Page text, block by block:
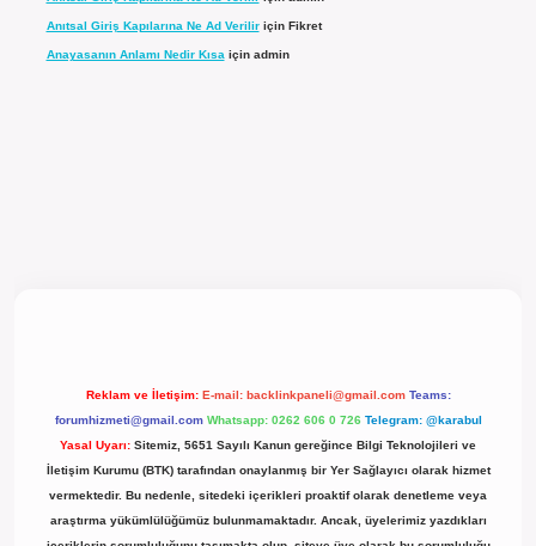
Anıtsal Giriş Kapılarına Ne Ad Veriliriçin Fikret
Anayasanın Anlamı Nedir Kısa için admin
Reklam ve İletişim: E-mail: backlinkpaneli@gmail.com Teams:
forumhizmeti@gmail.com Whatsapp: 0262 606 0 726 Telegram: @karabul
Yasal Uyarı: Sitemiz, 5651 Sayılı Kanun gereğince Bilgi Teknolojileri ve
İletişim Kurumu (BTK) tarafından onaylanmış bir Yer Sağlayıcı olarak hizmet
vermektedir. Bu nedenle, sitedeki içerikleri proaktif olarak denetleme veya
araştırma yükümlülüğümüz bulunmamaktadır. Ancak, üyelerimiz yazdıkları